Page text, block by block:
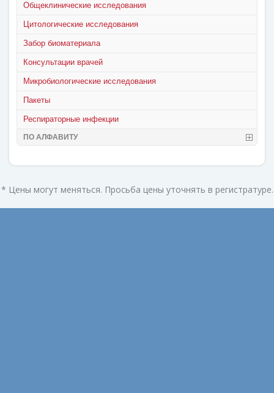
Общеклинические исследования
Цитологические исследования
Забор биоматериала
Консультации врачей
Микробиологические исследования
Пакеты
Респираторные инфекции
ПО АЛФАВИТУ
* Цены могут меняться. Просьба цены уточнять в регистратуре.